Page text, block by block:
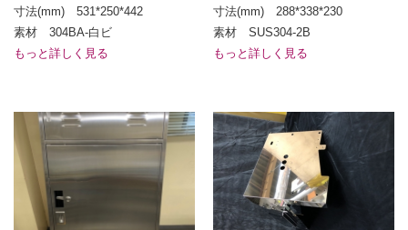
寸法(mm) 531*250*442
素材 304BA-白ビ
もっと詳しく見る
寸法(mm) 288*338*230
素材 SUS304-2B
もっと詳しく見る